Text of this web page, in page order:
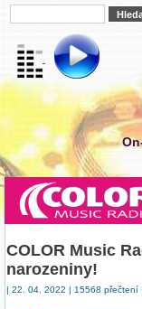
COLOR Music
narozeniny!
| 22. 04. 2022 | 15568 přečtení |